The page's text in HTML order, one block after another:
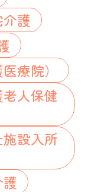
護
療院）
人保健
設入所